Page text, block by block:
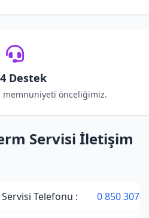
Destek
memnuniyeti önceliğimiz.
Servisi İletişim
Telefonu : 0 850 307